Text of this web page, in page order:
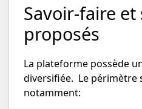
Savoir-faire et
proposés
La plateforme possède
diversifiée. Le périmètre
notamment: